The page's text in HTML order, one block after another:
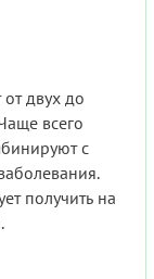
двух до
всего
с
получить на